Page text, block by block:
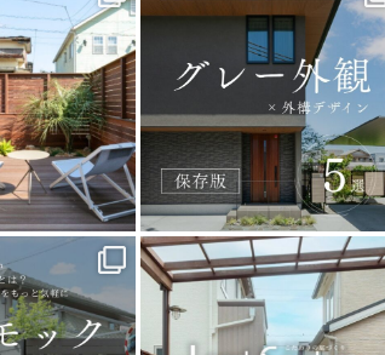
0 20 0
0
land_garden
32 0